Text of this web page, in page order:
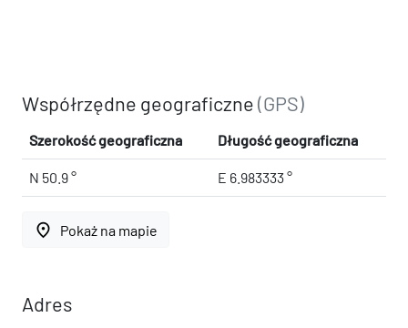
Współrzędne geograficzne(GPS)
Szerokość geograficzna Długość geograficzna
N 50.9 ° E 6.983333 °
place Pokaż na mapie
Adres